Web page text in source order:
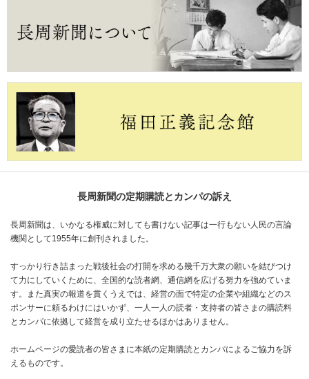
長周新聞の定期購読とカンパの訴え
長周新聞は、いかなる権威に対しても書けない記事は一行もない人民の言論
機関として1955年に創刊されました。
すっかり行き詰まった戦後社会の打開を求める幾千万大衆の願いを結びつけ
て力にしていくために、全国的な読者網、通信網を広げる努力を強めていま
す。また真実の報道を貫くうえでは、経営の面で特定の企業や組織などのス
ポンサーに頼るわけにはいかず、一人一人の読者・支持者の皆さまの購読料
とカンパに依拠して経営を成り立たせるほかはありません。
ホームページの愛読者の皆さまに本紙の定期購読とカンパによるご協力を訴
えるものです。